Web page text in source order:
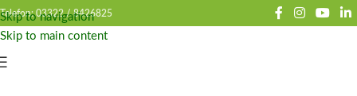
Skip to navigation
Skip to main content
Telefon: 03322 /8426825